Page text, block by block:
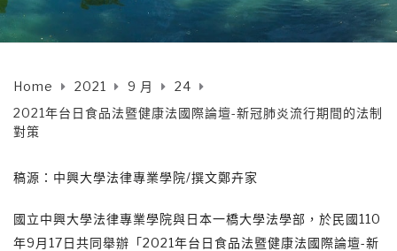
Home 2021 9 月
24
2021年台日食品法暨健康法國際論壇-新冠肺炎流行期間的法制
對策
稿源：中興大學法律專業學院/撰文鄭卉家
國立中興大學法律專業學院與日本一橋大學法學部，於民國110
年9月17日共同舉辦「2021年台日食品法暨健康法國際論壇-新